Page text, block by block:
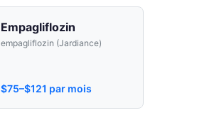
Empagliflozin
empagliflozin (Jardiance)
$75–$121 par mois